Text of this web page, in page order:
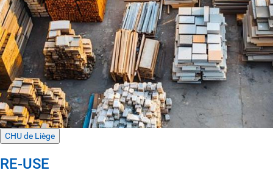
CHU de Liège
RE-USE